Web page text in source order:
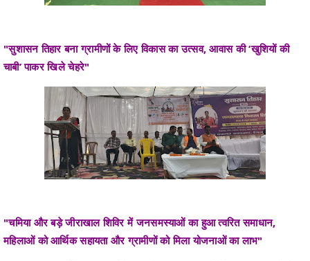
"सुशासन तिहार बना ग्रामीणों के लिए विकास का उत्सव, आवास की ‘खुशियों की
चाबी’ पाकर खिले चेहरे"
"चमिया और बड़े जीराखाल शिविर में जनसमस्याओं का हुआ त्वरित समाधान,
महिलाओं को आर्थिक सहायता और ग्रामीणों को मिला योजनाओं का लाभ"